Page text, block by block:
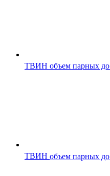
ТВИН объем парных
ТВИН объем парных